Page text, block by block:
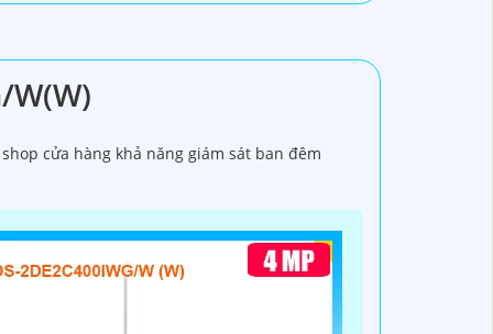
W(W)
cửa hàng khả năng giám sát ban đêm